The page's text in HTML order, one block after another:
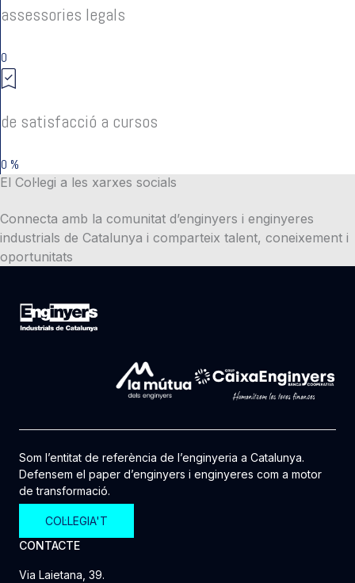
assessories legals
0
de satisfacció a cursos
0 %
El Col·legi a les xarxes socials
Connecta amb la comunitat d’enginyers i enginyeres
industrials de Catalunya i comparteix talent, coneixement i
oportunitats
Som l’entitat de referència de l’enginyeria a Catalunya.
Defensem el paper d’enginyers i enginyeres com a motor
de transformació.
COL·LEGIA'T
CONTACTE
Via Laietana, 39.